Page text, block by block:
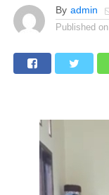
By admin
Published on